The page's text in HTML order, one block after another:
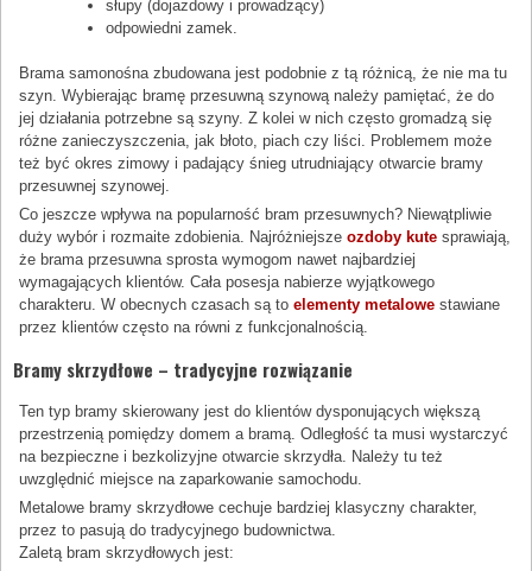
słupy (dojazdowy i prowadzący)
odpowiedni zamek.
Brama samonośna zbudowana jest podobnie z tą różnicą, że nie ma tu
szyn. Wybierając bramę przesuwną szynową należy pamiętać, że do
jej działania potrzebne są szyny. Z kolei w nich często gromadzą się
różne zanieczyszczenia, jak błoto, piach czy liści. Problemem może
też być okres zimowy i padający śnieg utrudniający otwarcie bramy
przesuwnej szynowej.
Co jeszcze wpływa na popularność bram przesuwnych? Niewątpliwie
duży wybór i rozmaite zdobienia. Najróżniejszeozdoby kute sprawiają,
że brama przesuwna sprosta wymogom nawet najbardziej
wymagających klientów. Cała posesja nabierze wyjątkowego
charakteru. W obecnych czasach są toelementy metalowe stawiane
przez klientów często na równi z funkcjonalnością.
Bramy skrzydłowe – tradycyjne rozwiązanie
Ten typ bramy skierowany jest do klientów dysponujących większą
przestrzenią pomiędzy domem a bramą. Odległość ta musi wystarczyć
na bezpieczne i bezkolizyjne otwarcie skrzydła. Należy tu też
uwzględnić miejsce na zaparkowanie samochodu.
Metalowe bramy skrzydłowe cechuje bardziej klasyczny charakter,
przez to pasują do tradycyjnego budownictwa.
Zaletą bram skrzydłowych jest: